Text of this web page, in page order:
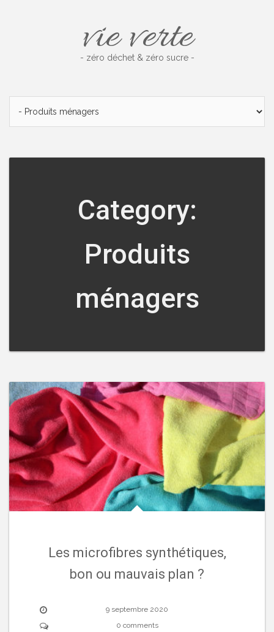
vie verte
- zéro déchet & zéro sucre -
Category:
Produits
ménagers
Les microfibres synthétiques,
bon ou mauvais plan ?
9 septembre 2020
0 comments